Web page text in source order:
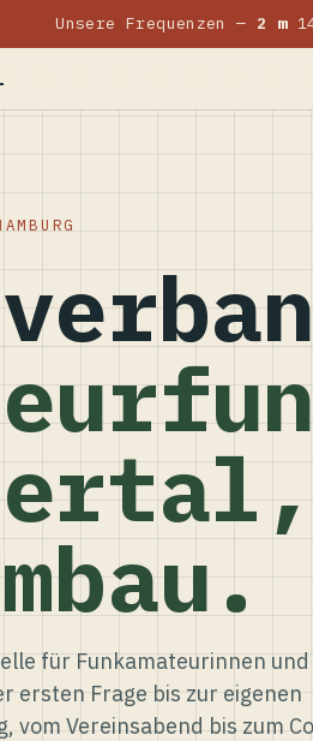
Unsere Frequenzen — 2 m
für Funkamateurinnen
ersten Frage bis zur eigenen
vom Vereinsabend bis zum